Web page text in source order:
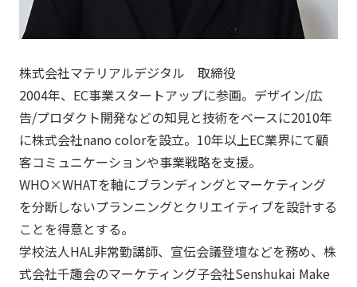
株式会社マテリアルデジタル 取締役
2004年、EC事業スタートアップに参画。デザイン/広
告/プロダクト開発などの知見と技術をベースに2010年
に株式会社nano colorを設立。10年以上EC業界にて顧
客コミュニケーションや事業戦略を支援。
WHO×WHATを軸にブランディングとマーケティング
を分断しないプランニングとクリエイティブを設計する
ことを得意とする。
学校法人HAL非常勤講師、宣伝会議登壇などを務め、株
式会社千趣会のマーケティング子会社Senshukai Make